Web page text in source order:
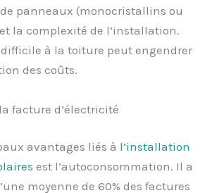
panneaux (monocristallins ou
la complexité de l’installation.
à la toiture peut engendrer
des coûts.
facture d’électricité
avantages liés à l’installation
est l’autoconsommation. Il a
moyenne de 60% des factures